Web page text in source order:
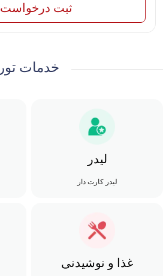
ثبت درخواست
خدمات تور
لیدر
لیدر کارت دار
غذا و نوشیدنی